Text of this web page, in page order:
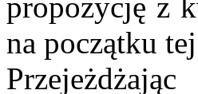
propozycję z
na początku